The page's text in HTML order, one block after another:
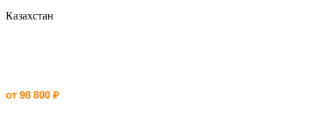
Казахстан
от 98 800 ₽